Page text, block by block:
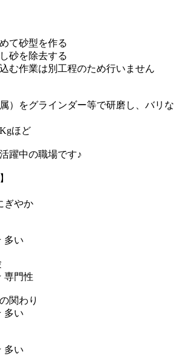
て砂型を作る
砂を除去する
む作業は別工程のため行いません
）をグラインダー等で研磨し、バリな
ほど
躍中の職場です♪
やか
い
門性
関わり
い
い